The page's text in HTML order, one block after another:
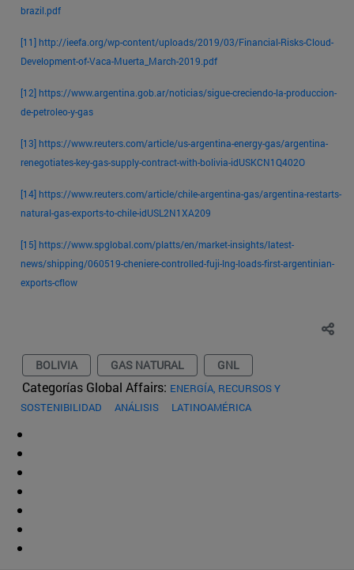
brazil.pdf
[11] http://ieefa.org/wp-content/uploads/2019/03/Financial-Risks-Cloud-
Development-of-Vaca-Muerta_March-2019.pdf
[12] https://www.argentina.gob.ar/noticias/sigue-creciendo-la-produccion-
de-petroleo-y-gas
[13] https://www.reuters.com/article/us-argentina-energy-gas/argentina-
renegotiates-key-gas-supply-contract-with-bolivia-idUSKCN1Q402O
[14] https://www.reuters.com/article/chile-argentina-gas/argentina-restarts-
natural-gas-exports-to-chile-idUSL2N1XA209
[15] https://www.spglobal.com/platts/en/market-insights/latest-
news/shipping/060519-cheniere-controlled-fuji-lng-loads-first-argentinian-
exports-cflow
BOLIVIA GAS NATURAL GNL
Categorías Global Affairs: ENERGÍA, RECURSOS Y
SOSTENIBILIDAD
ANÁLISIS LATINOAMÉRICA